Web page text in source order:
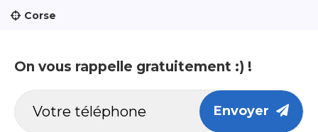
Corse
On vous rappelle gratuitement :) !
Envoyer